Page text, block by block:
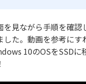
見ながら手順を確認
した。動画を参考にす
10のOSをSSDに